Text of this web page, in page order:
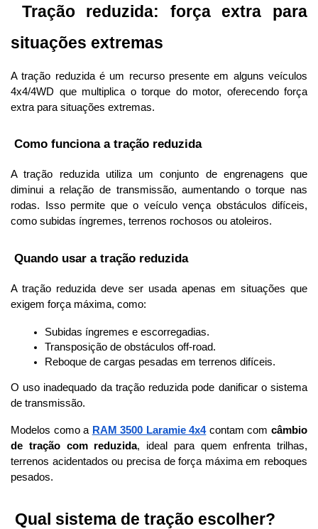
Tração reduzida: força extra para
situações extremas
A tração reduzida é um recurso presente em alguns veículos
4x4/4WD que multiplica o torque do motor, oferecendo força
extra para situações extremas.
Como funciona a tração reduzida
A tração reduzida utiliza um conjunto de engrenagens que
diminui a relação de transmissão, aumentando o torque nas
rodas. Isso permite que o veículo vença obstáculos difíceis,
como subidas íngremes, terrenos rochosos ou atoleiros.
Quando usar a tração reduzida
A tração reduzida deve ser usada apenas em situações que
exigem força máxima, como:
Subidas íngremes e escorregadias.
Transposição de obstáculos off-road.
Reboque de cargas pesadas em terrenos difíceis.
O uso inadequado da tração reduzida pode danificar o sistema
de transmissão.
Modelos como a RAM 3500 Laramie 4x4 contam com câmbio
de tração com reduzida, ideal para quem enfrenta trilhas,
terrenos acidentados ou precisa de força máxima em reboques
pesados.
Qual sistema de tração escolher?